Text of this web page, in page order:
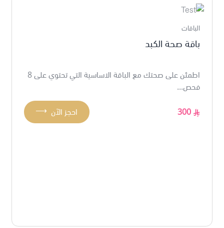
الباقات
باقة صحة الكبد
اطمئن على صحتك مع الباقة الاساسية التي تحتوي على 8
فحص...
300
⟶ احجز الآن